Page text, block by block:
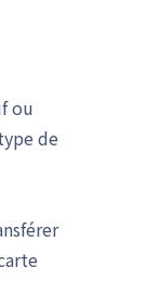
ou
de